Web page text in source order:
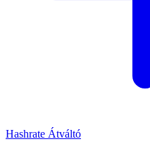
Hashrate Átváltó